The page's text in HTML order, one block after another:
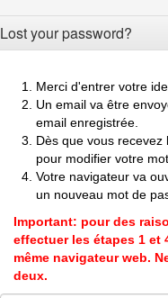
Lost your password?
Merci d'entrer votre
Un email va être
email enregistrée.
Dès que vous
pour modifier votre
Votre navigateur va
un nouveau mot de
Important: pour des
effectuer les étapes 1 et
même navigateur web.
deux.